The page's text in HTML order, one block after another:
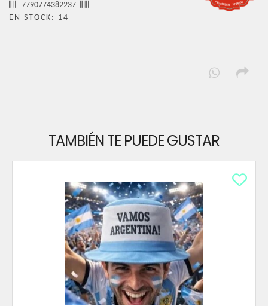
7790774382237
EN STOCK: 14
TAMBIÉN TE PUEDE GUSTAR